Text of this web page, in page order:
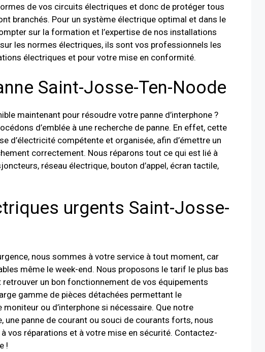
de vos circuits électriques et donc de protéger tous
branchés. Pour un système électrique optimal et dans le
sur la formation et l’expertise de nos installations
les normes électriques, ils sont vos professionnels les
électriques et pour votre mise en conformité.
Saint-Josse-Ten-Noode
maintenant pour résoudre votre panne d’interphone ?
d’emblée à une recherche de panne. En effet, cette
d’électricité compétente et organisée, afin d’émettre un
correctement. Nous réparons tout ce qui est lié à
réseau électrique, bouton d’appel, écran tactile,
urgents Saint-Josse-
nous sommes à votre service à tout moment, car
même le week-end. Nous proposons le tarif le plus bas
un bon fonctionnement de vos équipements
gamme de pièces détachées permettant le
moniteur ou d’interphone si nécessaire. Que notre
une panne de courant ou souci de courants forts, nous
vos réparations et à votre mise en sécurité. Contactez-
!